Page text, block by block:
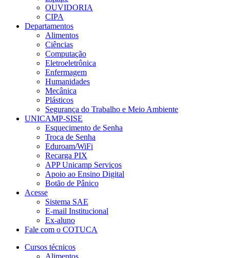
OUVIDORIA
CIPA
Departamentos
Alimentos
Ciências
Computação
Eletroeletrônica
Enfermagem
Humanidades
Mecânica
Plásticos
Segurança do Trabalho e Meio Ambiente
UNICAMP-SISE
Esquecimento de Senha
Troca de Senha
Eduroam/WiFi
Recarga PIX
APP Unicamp Serviços
Apoio ao Ensino Digital
Botão de Pânico
Acesse
Sistema SAE
E-mail Institucional
Ex-aluno
Fale com o COTUCA
Cursos técnicos
Alimentos